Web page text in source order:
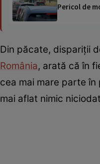
Pericol de
Din păcate, dispariții
România, arată că în
cea mai mare parte
mai aflat nimic